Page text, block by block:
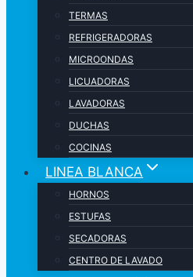
TERMAS
REFRIGERADORAS
MICROONDAS
LICUADORAS
LAVADORAS
DUCHAS
COCINAS
LINEA BLANCA
HORNOS
ESTUFAS
SECADORAS
CENTRO DE LAVADO